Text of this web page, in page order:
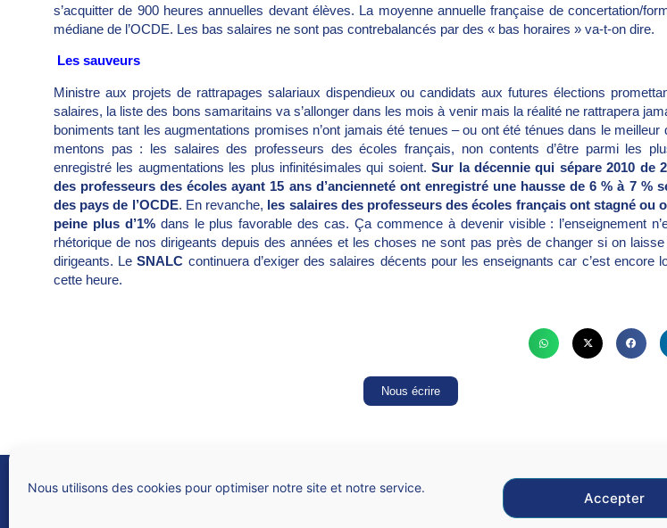
Nous utilisons des cookies pour optimiser notre site et notre service.
Accepter
s’acquitter de 900 heures annuelles devant élèves. La moyenne annuelle française de concertation/
médiane de l’OCDE. Les bas salaires ne sont pas contrebalancés par des « bas horaires » va-t-on dire.
Les sauveurs
Ministre aux projets de rattrapages salariaux dispendieux ou candidats aux futures élections
salaires, la liste des bons samaritains va s’allonger dans les mois à venir mais la réalité ne rattrapera
boniments tant les augmentations promises n’ont jamais été tenues – ou ont été ténues dans le meilleur
mentons pas : les salaires des professeurs des écoles français, non contents d’être parmi les
enregistré les augmentations les plus infinitésimales qui soient.Sur la décennie qui sépare 2010 de
des professeurs des écoles ayant 15 ans d’ancienneté ont enregistré une hausse de 6 % à 7 %
des pays de l’OCDE. En revanche, les salaires des professeurs des écoles français ont stagné ou
peine plus d’1% dans le plus favorable des cas. Ça commence à devenir visible : l’enseignement
rhétorique de nos dirigeants depuis des années et les choses ne sont pas près de changer si on
dirigeants. LeSNALC continuera d’exiger des salaires décents pour les enseignants car c’est encore
cette heure.
Nous écrire
Syndicat national des lycées, collèges, écoles et du supérieur
4 rue de Trévise – 75009 PARIS